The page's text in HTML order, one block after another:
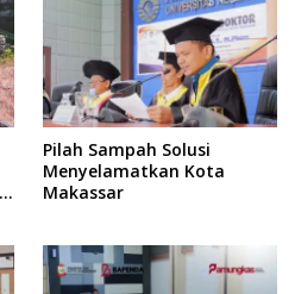
Pilah Sampah Solusi
Menyelamatkan Kota
Makassar